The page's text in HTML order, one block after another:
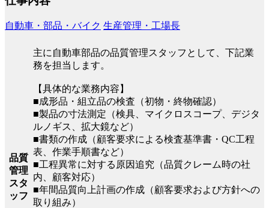
自動車・部品・バイク 生産管理・工場長
品質
管理
スタ
ッフ
主に自動車部品の品質管理スタッフとして、下記業
務を担当します。
【具体的な業務内容】
■成形品・組立品の検査（初物・終物確認）
■製品の寸法測定（検具、マイクロスコープ、デジタ
ルノギス、拡大鏡など）
■書類の作成（顧客要求による検査基準書・QC工程
表、作業手順書など）
■工程異常に対する原因追究（品質クレーム時の社
内、顧客対応）
■年間品質向上計画の作成（顧客要求および方針への
取り組み）